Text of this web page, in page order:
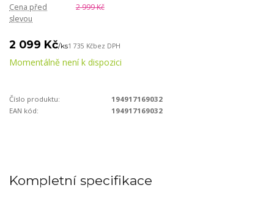
Cena před
slevou
2 999 Kč
2 099 Kč/ks1 735 Kčbez DPH
Momentálně není k dispozici
Číslo produktu:
194917169032
EAN kód:
194917169032
Kompletní specifikace